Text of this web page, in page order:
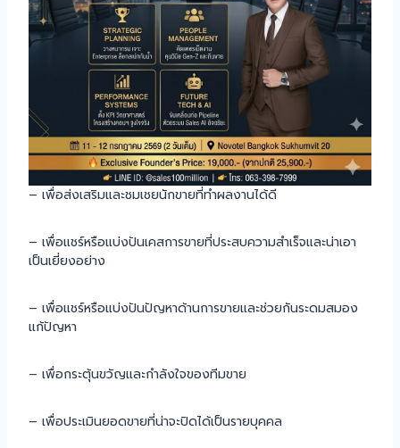
– เพื่อส่งเสริมและชมเชยนักขายที่ทำผลงานได้ดี
– เพื่อแชร์หรือแบ่งปันเคสการขายที่ประสบความสำเร็จและน่าเอา
เป็นเยี่ยงอย่าง
– เพื่อแชร์หรือแบ่งปันปัญหาด้านการขายและช่วยกันระดมสมอง
แก้ปัญหา
– เพื่อกระตุ้นขวัญและกำลังใจของทีมขาย
– เพื่อประเมินยอดขายที่น่าจะปิดได้เป็นรายบุคคล